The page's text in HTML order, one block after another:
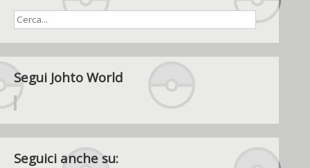
Segui Johto World
Seguici anche su: